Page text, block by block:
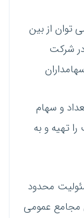
توان از بین
در شرکت
و سهام
تهیه و به
محدود
مجامع عمومی